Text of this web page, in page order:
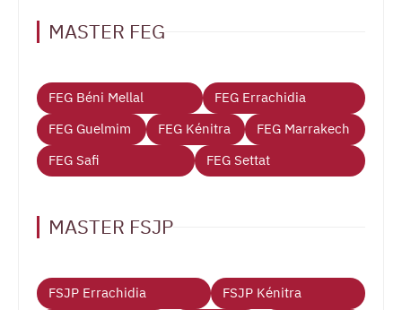
MASTER FEG
FEG Béni Mellal
FEG Errachidia
FEG Guelmim
FEG Kénitra
FEG Marrakech
FEG Safi
FEG Settat
MASTER FSJP
FSJP Errachidia
FSJP Kénitra